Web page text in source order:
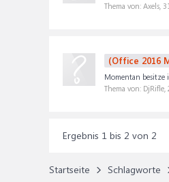
Thema von: Axels,
(Office 2016
Momentan besitze
Thema von: DjRifle,
Ergebnis 1 bis 2 von 2
Startseite Schlagworte